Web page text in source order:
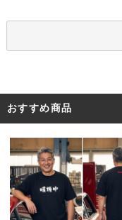
おすすめ商品